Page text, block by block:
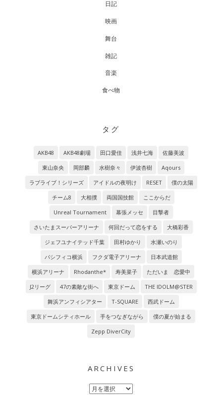
日記
映画
舞台
雑記
音楽
食べ物
タグ
AKB48 AKB48劇場 田口愛佳 浅井七海
佐藤美波
東山奈央
岡部麟 水樹奈々 伊波杏樹
Aqours
ラブライブ！シリーズ
アイドルの夜明け RESET
僕の太陽
チーム8
大相撲 両国国技館
ここからだ
Unreal Tournament
幕張メッセ
目撃者
さいたまスーパーアリーナ
何回だって恋をする
大橋彩香
ジェフユナイテッド千葉
田村ゆかり
水瀬いのり
パシフィコ横浜
フクダ電子アリーナ
日本武道館
横浜アリーナ
Rhodanthe* 寿美菜子
ただいま 恋愛中
J2リーグ
47の素敵な街へ 東京ドーム
THE IDOLM@STER
舞浜アンフィシアター
T-SQUARE
西武ドーム
東京ドームシティホール
手をつなぎながら
僕の夏が始まる
Zepp DiverCity
ARCHIVES
Archives